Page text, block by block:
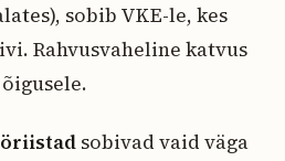
sobib VKE-le, kes
Rahvusvaheline katvus
sobivad vaid väga